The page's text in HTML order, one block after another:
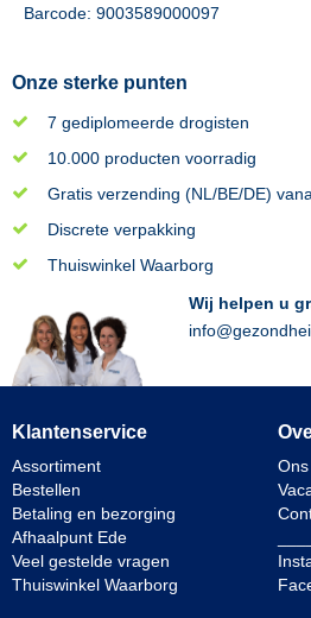
Barcode: 9003589000097
Onze sterke punten
7 gediplomeerde drogisten
10.000 producten voorradig
Gratis verzending (NL/BE/DE)
Discrete verpakking
Thuiswinkel Waarborg
Wij helpen u
Klantenservice
Assortiment
Bestellen
Betaling en bezorging
Afhaalpunt Ede
Veel gestelde vragen
Thuiswinkel Waarborg